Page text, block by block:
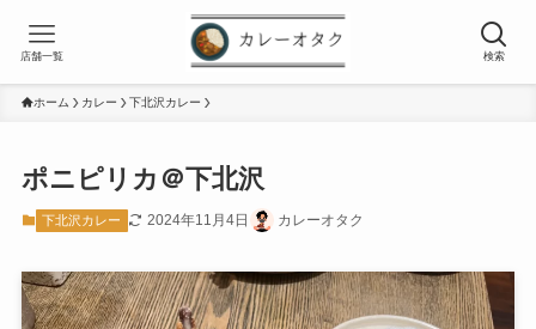
検索
店舗一覧
ホーム カレー 下北沢カレー
ポニピリカ＠下北沢
下北沢カレー 2024年11月4日 カレーオタク